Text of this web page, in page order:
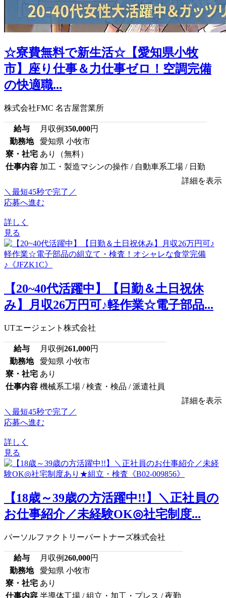
☆寮費無料で新生活☆【愛知県小牧
市】座り仕事＆力仕事ゼロ！空調完備
の快適職...
株式会社FMC 名古屋営業所
給与 月収例350,000円
勤務地
愛知県 小牧市
寮・社宅 あり（無料）
仕事内容 加工・製造マシンの操作 / 自動車系工場 / 日勤
詳細を表示
＼最短45秒で完了／
応募へ進む
詳しく
見る
【20~40代活躍中】【日勤＆土日祝休
み】月収26万円可♪軽作業☆電子部品...
UTエージェント株式会社
給与 月収例261,000円
勤務地
愛知県 小牧市
寮・社宅 あり
仕事内容 機械系工場 / 検査・検品 / 派遣社員
詳細を表示
＼最短45秒で完了／
応募へ進む
詳しく
見る
【18歳～39歳の方活躍中!!】＼正社員の
お仕事紹介／未経験OK◎社宅制度...
パーソルファクトリーパートナーズ株式会社
給与 月収例260,000円
勤務地
愛知県 小牧市
寮・社宅 あり
仕事内容 半導体工場 / 組立・加工・プレス / 夜勤